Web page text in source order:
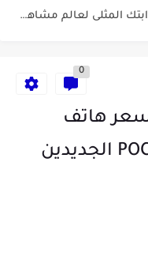
0
هاتف
POCO F4 5G و POCO X4 GT الجديدين